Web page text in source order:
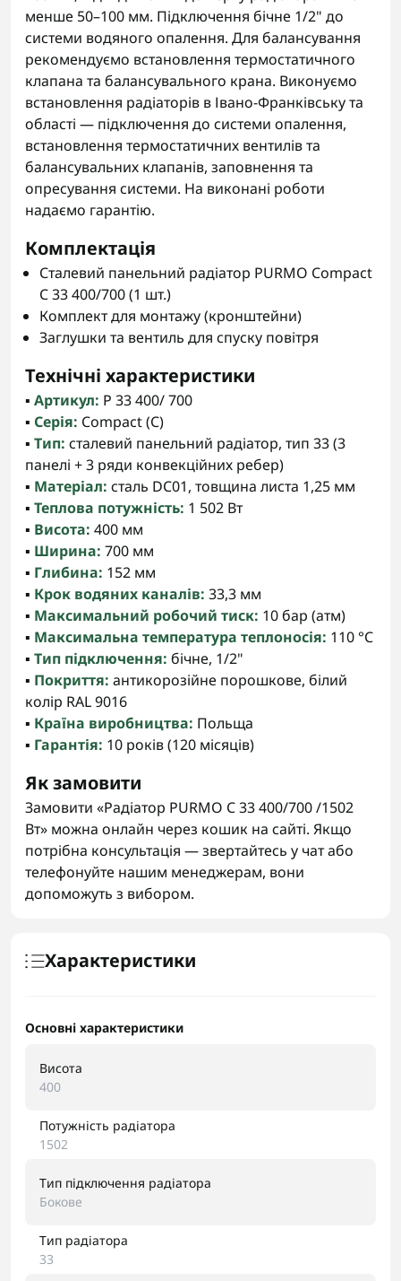
менше 50–100 мм. Підключення бічне 1/2" до
системи водяного опалення. Для балансування
рекомендуємо встановлення термостатичного
клапана та балансувального крана. Виконуємо
встановлення радіаторів в Івано-Франківську та
області — підключення до системи опалення,
встановлення термостатичних вентилів та
балансувальних клапанів, заповнення та
опресування системи. На виконані роботи
надаємо гарантію.
Комплектація
Сталевий панельний радіатор PURMO Compact
C 33 400/700 (1 шт.)
Комплект для монтажу (кронштейни)
Заглушки та вентиль для спуску повітря
Технічні характеристики
▪️ Артикул: P 33 400/ 700
▪️ Серія: Compact (C)
▪️ Тип: сталевий панельний радіатор, тип 33 (3
панелі + 3 ряди конвекційних ребер)
▪️ Матеріал: сталь DC01, товщина листа 1,25 мм
▪️ Теплова потужність: 1 502 Вт
▪️ Висота: 400 мм
▪️ Ширина: 700 мм
▪️ Глибина: 152 мм
▪️ Крок водяних каналів: 33,3 мм
▪️ Максимальний робочий тиск: 10 бар (атм)
▪️ Максимальна температура теплоносія: 110 °C
▪️ Тип підключення: бічне, 1/2"
▪️ Покриття: антикорозійне порошкове, білий
колір RAL 9016
▪️ Країна виробництва: Польща
▪️ Гарантія: 10 років (120 місяців)
Як замовити
Замовити «Радіатор PURMO C 33 400/700 /1502
Вт» можна онлайн через кошик на сайті. Якщо
потрібна консультація — звертайтесь у чат або
телефонуйте нашим менеджерам, вони
допоможуть з вибором.
Характеристики
Основні характеристики
Висота
400
Потужність радіатора
1502
Тип підключення радіатора
Бокове
Тип радіатора
33